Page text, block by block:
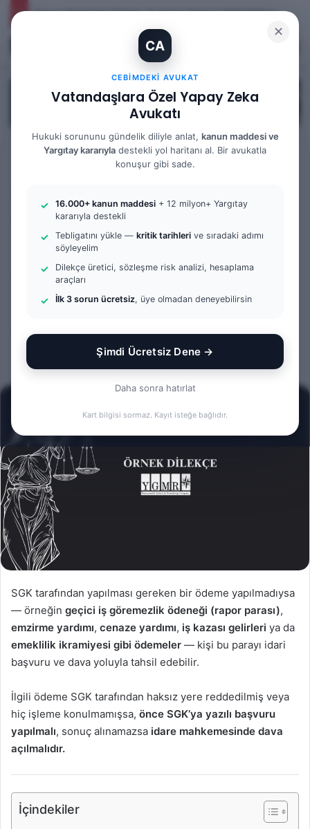
✕
CA
CEBIMDEKI AVUKAT
Vatandaşlara Özel Yapay Zeka
Avukatı
Hukuki sorununu gündelik diliyle anlat, kanun maddesi ve
Yargıtay kararıyla destekli yol haritanı al. Bir avukatla
konuşur gibi sade.
16.000+ kanun maddesi + 12 milyon+ Yargıtay
kararıyla destekli
Tebligatını yükle — kritik tarihleri ve sıradaki adımı
söyleyelim
Dilekçe üretici, sözleşme risk analizi, hesaplama
araçları
İlk 3 sorun ücretsiz, üye olmadan deneyebilirsin
Şimdi Ücretsiz Dene →
Daha sonra hatırlat
Kart bilgisi sormaz. Kayıt isteğe bağlıdır.
İhtiyaç Nedeniyle Tahliye: 9. Hukuk Dairesi 2025/7083 K.
Tüm Yazılar
SGK Ödenmeyen Para
Talebi Nasıl Yapılır? |
Küçükçekmece İçin Dava
Dilekçesi ve Başvuru
Rehberi
göndermek
SGK tarafından yapılması gereken bir ödeme yapılmadıysa
— örneğin geçici iş göremezlik ödeneği (rapor parası),
emzirme yardımı, cenaze yardımı, iş kazası gelirleri ya da
emeklilik ikramiyesi gibi ödemeler — kişi bu parayı idari
başvuru ve dava yoluyla tahsil edebilir.
İlgili ödeme SGK tarafından haksız yere reddedilmiş veya
hiç işleme konulmamışsa, önce SGK’ya yazılı başvuru
yapılmalı, sonuç alınamazsa idare mahkemesinde dava
açılmalıdır.
İçindekiler